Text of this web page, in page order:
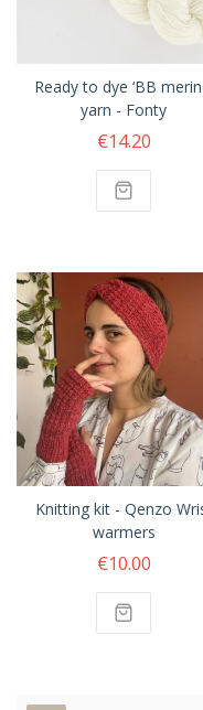
Ready to dye ‘BB
yarn - Fonty
€14.20
Knitting kit - Qenzo
warmers
€10.00